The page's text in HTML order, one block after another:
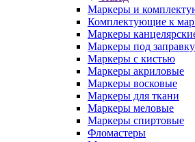
Маркеры и
Комплектующие к
Маркеры
Маркеры под заправку
Маркеры с кистью
Маркеры акриловые
Маркеры восковые
Маркеры для ткани
Маркеры меловые
Маркеры спиртовые
Фломастеры